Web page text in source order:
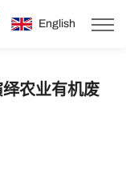
English
农业有机废